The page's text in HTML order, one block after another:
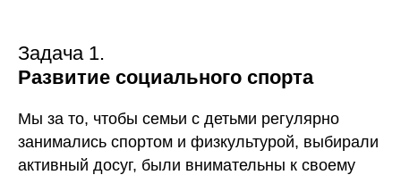
Задача 1.
Развитие социального спорта
Мы за то, чтобы семьи с детьми регулярно
занимались спортом и физкультурой, выбирали
активный досуг, были внимательны к своему